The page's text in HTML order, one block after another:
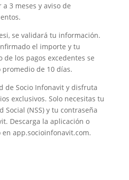
3 meses y aviso de
se validará tu información.
el importe y tu
los pagos excedentes se
de 10 días.
de Socio Infonavit y disfruta
exclusivos. Solo necesitas tu
Social (NSS) y tu contraseña
Descarga la aplicación o
app.socioinfonavit.com.